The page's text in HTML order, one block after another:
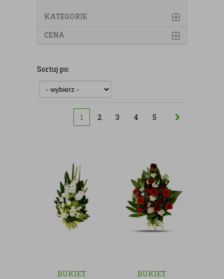
KATEGORIE
CENA
Sortuj po:
1 2 3 4 5
BUKIET
BUKIET